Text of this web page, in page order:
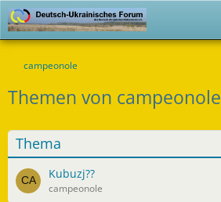
campeonole
Themen von campeonole
Thema
Kubuzj??
campeonole